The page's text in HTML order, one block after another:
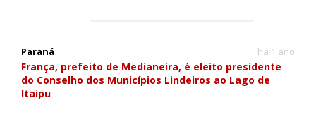
Paraná há 1 ano
França, prefeito de Medianeira, é eleito presidente
do Conselho dos Municípios Lindeiros ao Lago de
Itaipu